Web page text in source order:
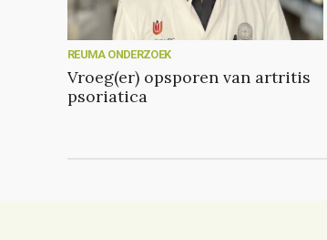
REUMA ONDERZOEK
Vroeg(er) opsporen van artritis
psoriatica